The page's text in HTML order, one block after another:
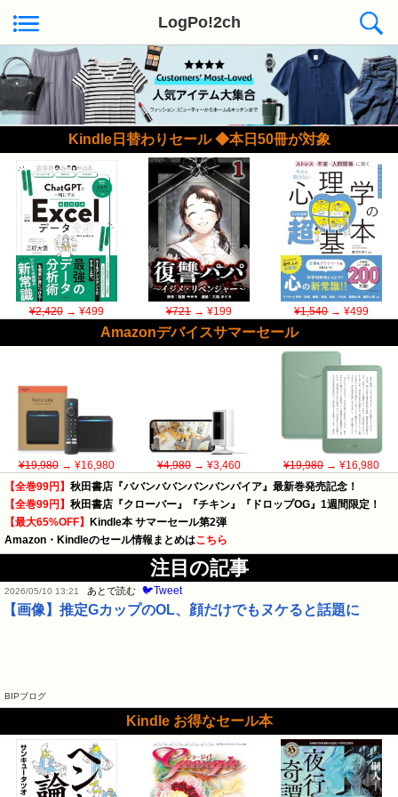
LogPo!2ch
Kindle日替わりセール ◆本日50冊が対象
¥2,420→ ¥499 ¥721→ ¥199 ¥1,540→ ¥499
Amazonデバイスサマーセール
¥19,980→ ¥16,980 ¥4,980→ ¥3,460 ¥19,980→ ¥16,980
【全巻99円】 秋田書店『ババンババンバンバンパイア』最新巻発売記念！
【全巻99円】 秋田書店『クローバー』『チキン』『ドロップOG』1週間限定！
【最大65%OFF】 Kindle本 サマーセール第2弾
Amazon・Kindleのセール情報まとめはこちら
注目の記事
2026/05/10 13:21 あとで読む 🐦Tweet
【画像】推定GカップのOL、顔だけでもヌケると話題に
BIPブログ
Kindle お得なセール本